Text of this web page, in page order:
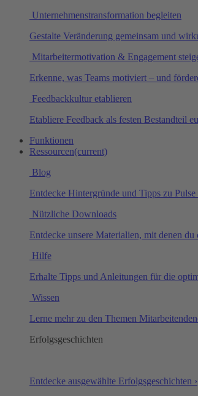
Unternehmenstransformation begleiten
Gestalte Veränderung gemeinsam und
Mitarbeitermotivation & Engagement
Erkenne, was Teams motiviert – und
Feedbackkultur etablieren
Etabliere Feedback als festen Bestandteil
Funktionen
Ressourcen(current)
Blog
Entdecke Hintergründe und Tipps zu
Nützliche Downloads
Entdecke unsere Materialien, mit denen
Hilfe
Erhalte Tipps und Anleitungen für die
Wissen
Lerne mehr zu den Themen
Erfolgsgeschichten
Entdecke ausgewählte Erfolgsgeschichten ›